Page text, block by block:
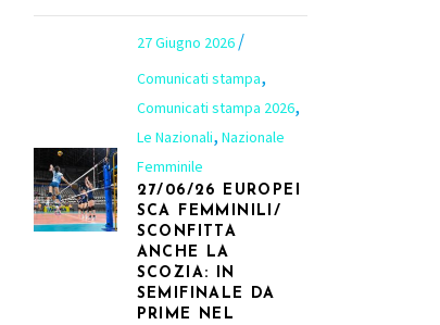
27 Giugno 2026
Comunicati stampa,
Comunicati stampa 2026,
Le Nazionali, Nazionale
Femminile
27/06/26 EUROPEI
SCA FEMMINILI/
SCONFITTA
ANCHE LA
SCOZIA: IN
SEMIFINALE DA
PRIME NEL